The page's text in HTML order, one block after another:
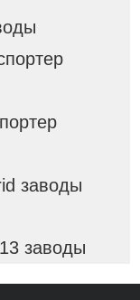
заводы
заводы